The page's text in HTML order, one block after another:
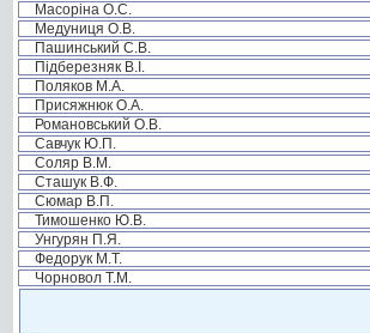
Масоріна О.С.
Медуниця О.В.
Пашинський С.В.
Підберезняк В.І.
Поляков М.А.
Присяжнюк О.А.
Романовський О.В.
Савчук Ю.П.
Соляр В.М.
Сташук В.Ф.
Сюмар В.П.
Тимошенко Ю.В.
Унгурян П.Я.
Федорук М.Т.
Чорновол Т.М.